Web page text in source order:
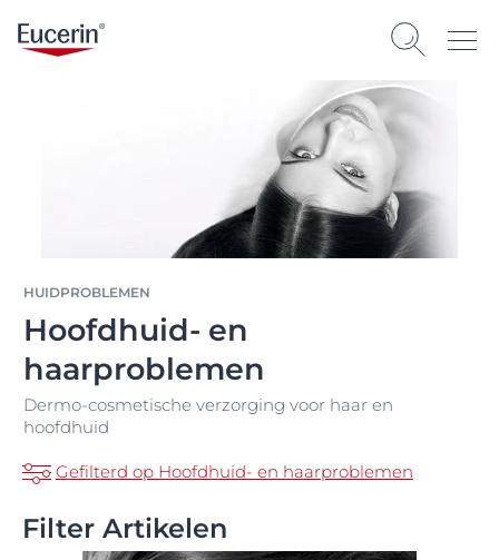
HUIDPROBLEMEN
Hoofdhuid- en
haarproblemen
Dermo-cosmetische verzorging voor haar en
hoofdhuid
Gefilterd op Hoofdhuid- en haarproblemen
Filter Artikelen